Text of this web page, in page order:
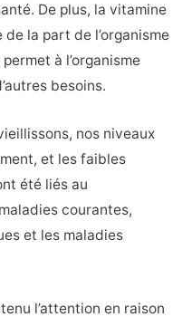
De plus, la vitamine
de la part de l’organisme
à l’organisme
besoins.
nos niveaux
et les faibles
été liés au
courantes,
et les maladies
l’attention en raison